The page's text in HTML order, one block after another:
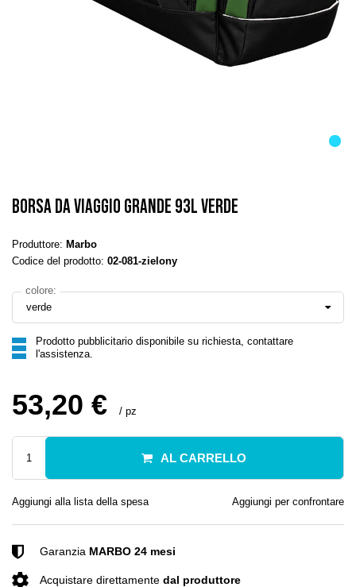
BORSA DA VIAGGIO GRANDE 93L VERDE
Produttore: Marbo
Codice del prodotto: 02-081-zielony
colore:
verde
Prodotto pubblicitario disponibile su richiesta, contattare
l'assistenza.
53,20 € / pz
AL CARRELLO
Aggiungi alla lista della spesa Aggiungi per confrontare
Garanzia MARBO 24 mesi
Acquistare direttamente dal produttore